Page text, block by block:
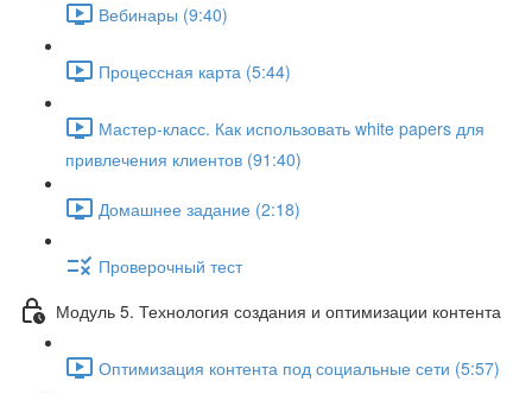
Вебинары (9:40)
Процессная карта (5:44)
Мастер-класс. Как использовать white papers для
привлечения клиентов (91:40)
Домашнее задание (2:18)
Проверочный тест
Модуль 5. Технология создания и оптимизации контента
Оптимизация контента под социальные сети (5:57)